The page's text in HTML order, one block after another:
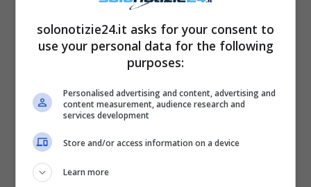
solonotizie24.it asks for your consent to
use your personal data for the following
purposes:
Personalised advertising and content, advertising and
content measurement, audience research and
services development
Store and/or access information on a device
Learn more